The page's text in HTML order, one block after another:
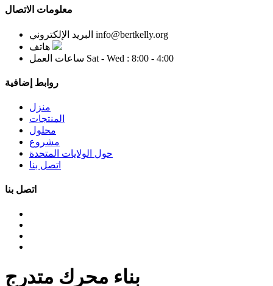
معلومات الاتصال
البريد الإلكتروني info@bertkelly.org
هاتف
ساعات العمل Sat - Wed : 8:00 - 4:00
روابط إضافية
منزل
المنتجات
محلول
مشروع
حول الولايات المتحدة
اتصل بنا
اتصل بنا
بناء محرك متدرج